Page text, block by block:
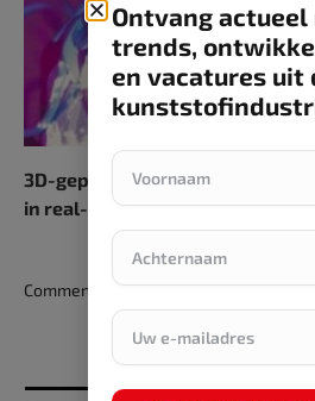
3D-geprinte Jurk van Nylon
in real-time
Comments are closed.
Ontvang actueel
trends,
en vacatures uit